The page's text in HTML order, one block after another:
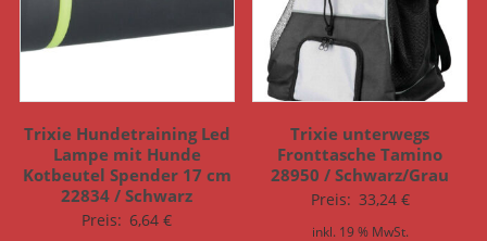
Trixie Hundetraining Led
Lampe mit Hunde
Kotbeutel Spender 17 cm
22834 / Schwarz
Preis: 6,64€
Trixie unterwegs
Fronttasche Tamino
28950 / Schwarz/Grau
Preis: 33,24 €
inkl. 19 % MwSt.